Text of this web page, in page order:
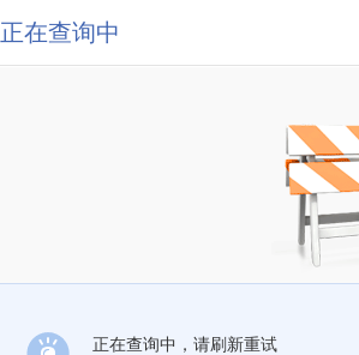
正在查询中
正在查询中，请刷新重试